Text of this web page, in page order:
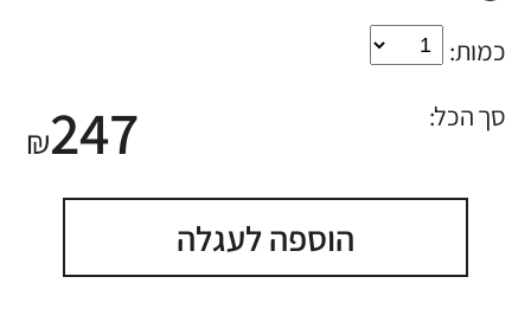
כמות:
סך הכל:
247
₪
הוספה לעגלה